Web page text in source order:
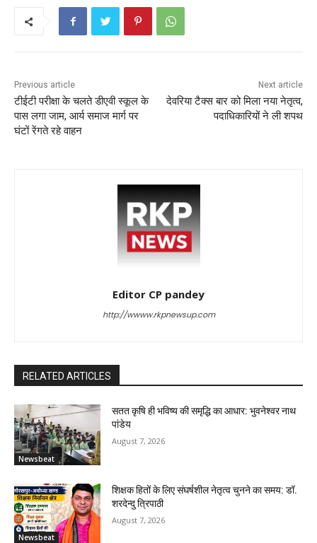
Previous article
टीईटी परीक्षा के चलते डीएवी स्कूल के
पास लगा जाम, आर्य समाज मार्ग पर
घंटों रेंगते रहे वाहन
Next article
देवरिया टैक्स बार को मिला नया नेतृत्व,
पदाधिकारियों ने ली शपथ
Editor CP pandey
http://wwww.rkpnewsup.com
RELATED ARTICLES
Newsbeat
सतत कृषि ही भविष्य की समृद्धि का आधार: भुवनेश्वर नाथ
पांडेय
August 7, 2026
Newsbeat
शिक्षक हितों के लिए संघर्षशील नेतृत्व चुनने का समय: डॉ.
शरदेन्दु त्रिपाठी
August 7, 2026